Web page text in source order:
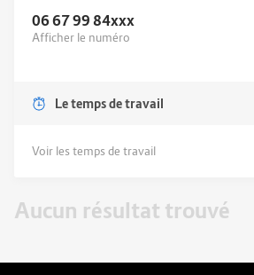
06 67 99 84xxx
Afficher le numéro
Le temps de travail
Voir les temps de travail
Aucun résultat trouvé